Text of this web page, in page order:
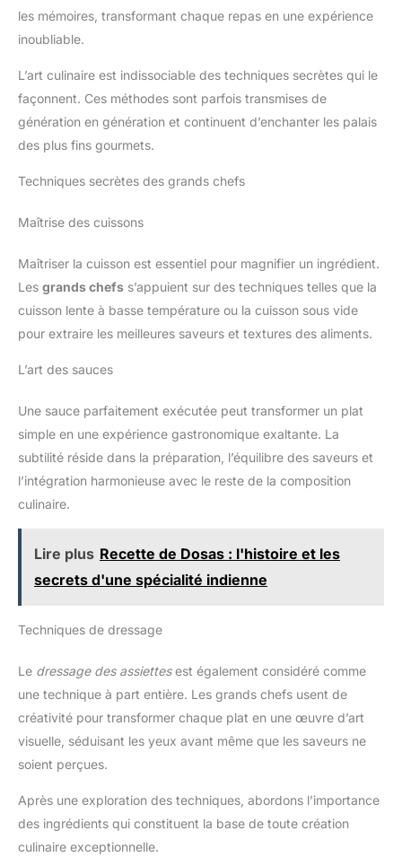
les mémoires, transformant chaque repas en une expérience
inoubliable.
L’art culinaire est indissociable des techniques secrètes qui le
façonnent. Ces méthodes sont parfois transmises de
génération en génération et continuent d’enchanter les palais
des plus fins gourmets.
Techniques secrètes des grands chefs
Maîtrise des cuissons
Maîtriser la cuisson est essentiel pour magnifier un ingrédient.
Les grands chefs s’appuient sur des techniques telles que la
cuisson lente à basse température ou la cuisson sous vide
pour extraire les meilleures saveurs et textures des aliments.
L’art des sauces
Une sauce parfaitement exécutée peut transformer un plat
simple en une expérience gastronomique exaltante. La
subtilité réside dans la préparation, l’équilibre des saveurs et
l’intégration harmonieuse avec le reste de la composition
culinaire.
Lire plus Recette de Dosas : l'histoire et les
secrets d'une spécialité indienne
Techniques de dressage
Le dressage des assiettesest également considéré comme
une technique à part entière. Les grands chefs usent de
créativité pour transformer chaque plat en une œuvre d’art
visuelle, séduisant les yeux avant même que les saveurs ne
soient perçues.
Après une exploration des techniques, abordons l’importance
des ingrédients qui constituent la base de toute création
culinaire exceptionnelle.